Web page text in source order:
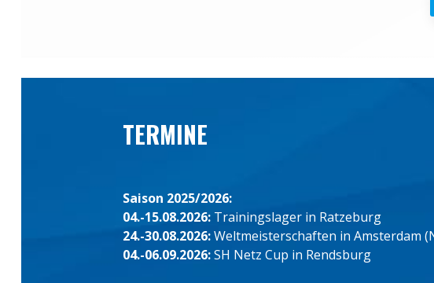
TERMINE
Saison 2025/2026:
04.-15.08.2026: Trainingslager in Ratzeburg
24.-30.08.2026:Weltmeisterschaften in Amsterdam
04.-06.09.2026:SH Netz Cup in Rendsburg